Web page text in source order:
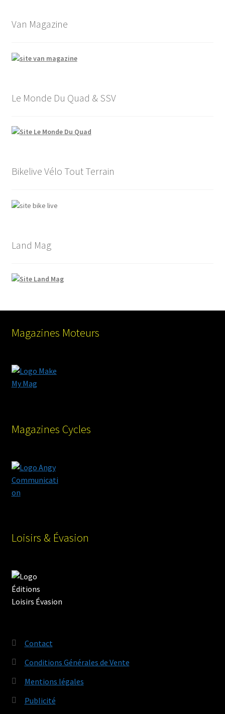
Van Magazine
Le Monde Du Quad & SSV
Bikelive Vélo Tout Terrain
Land Mag
Magazines Moteurs
Magazines Cycles
Loisirs & Évasion
Contact
Conditions Générales de Vente
Mentions légales
Publicité